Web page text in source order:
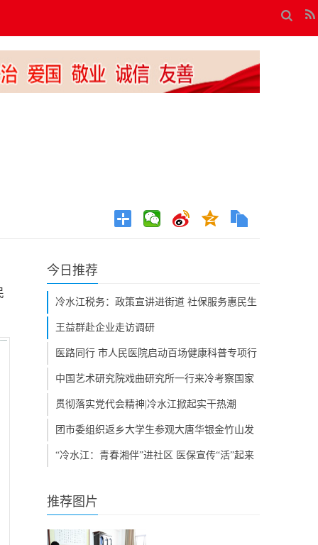
今日推荐
冷水江税务：政策宣讲进街道 社保服务惠民生
王益群赴企业走访调研
医路同行 市人民医院启动百场健康科普专项行
动
中国艺术研究院戏曲研究所一行来冷考察国家
级非遗项目《梅山傩戏》
贯彻落实党代会精神|冷水江掀起实干热潮
团市委组织返乡大学生参观大唐华银金竹山发
电公司
“冷水江：青春湘伴”进社区 医保宣传“活”起来
推荐图片